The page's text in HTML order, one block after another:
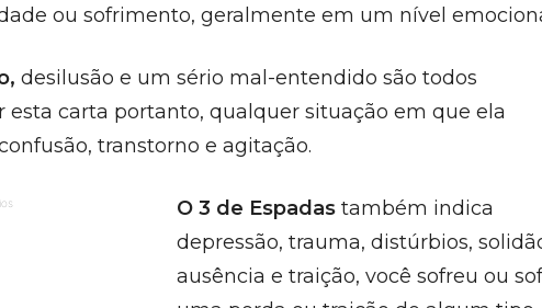
ou sofrimento, geralmente em um nível
desilusão e um sério mal-entendido são todos
esta carta portanto, qualquer situação em que ela
transtorno e agitação.
O 3 de Espadas também indica
depressão, trauma, distúrbios,
ausência e traição, você sofreu ou